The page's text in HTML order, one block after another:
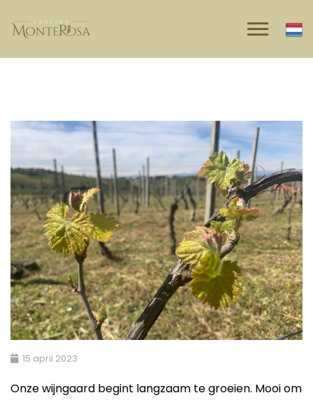
15 april 2023
Onze wijngaard begint langzaam te groeien. Mooi om